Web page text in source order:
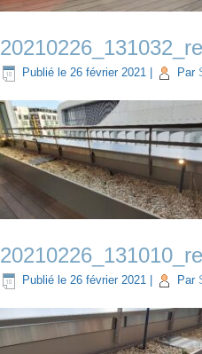
Publié le 26 février 2021 Par
Publié le 26 février 2021 Par